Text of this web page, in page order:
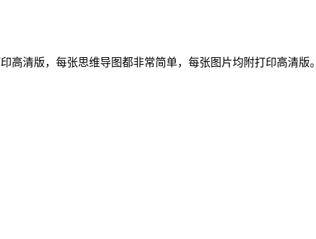
高清版，每张思维导图都非常简单，每张图片均附打印高清版。